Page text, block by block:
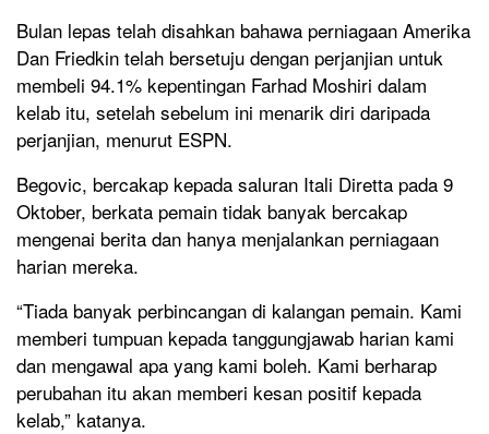
Bulan lepas telah disahkan bahawa perniagaan Amerika
Dan Friedkin telah bersetuju dengan perjanjian untuk
membeli 94.1% kepentingan Farhad Moshiri dalam
kelab itu, setelah sebelum ini menarik diri daripada
perjanjian, menurut ESPN.
Begovic, bercakap kepada saluran Itali Diretta pada 9
Oktober, berkata pemain tidak banyak bercakap
mengenai berita dan hanya menjalankan perniagaan
harian mereka.
“Tiada banyak perbincangan di kalangan pemain. Kami
memberi tumpuan kepada tanggungjawab harian kami
dan mengawal apa yang kami boleh. Kami berharap
perubahan itu akan memberi kesan positif kepada
kelab,” katanya.